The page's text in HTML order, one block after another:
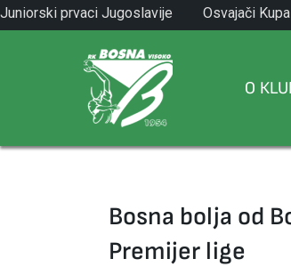
Skip
to
Juniorski prvaci Jugoslavije
1971.
Osvajači
1982.
O
Bosna bolja od
Premijer lige